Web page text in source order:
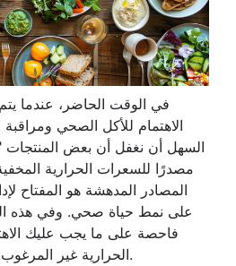
في الوقت الحاضر، عندما يتم
الاهتمام للأكل الصحي
السهل أن نغفل أن بعض
مصدرًا للسعرات الحرارية
المصادر المدهشة هو المفتاح
على نمط حياة صحي. وفي هذه
فاحصة على ما يجب عليك
الحرارية غير المرغوب فيها في نظامك الغذائي.